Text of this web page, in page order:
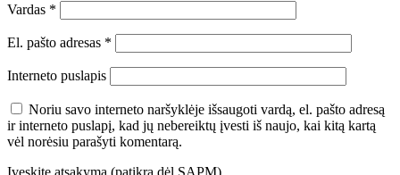
Vardas *
El. pašto adresas *
Interneto puslapis
Noriu savo interneto naršyklėje išsaugoti vardą, el. pašto adresą
ir interneto puslapį, kad jų nebereiktų įvesti iš naujo, kai kitą kartą
vėl norėsiu parašyti komentarą.
Įveskite atsakymą (patikra dėl SAPM)